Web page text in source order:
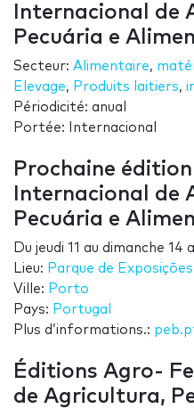
Internacional de
Pecuária e
Secteur: Alimentaire,
Elevage, Produits laitiers,
Périodicité: anual
Portée: Internacional
Prochaine
Internacional de
Pecuária e
Du jeudi 11 au dimanche 14
Lieu: Parque de
Ville: Porto
Pays: Portugal
Plus d’informations.:
Éditions Agro-
de Agricultura,